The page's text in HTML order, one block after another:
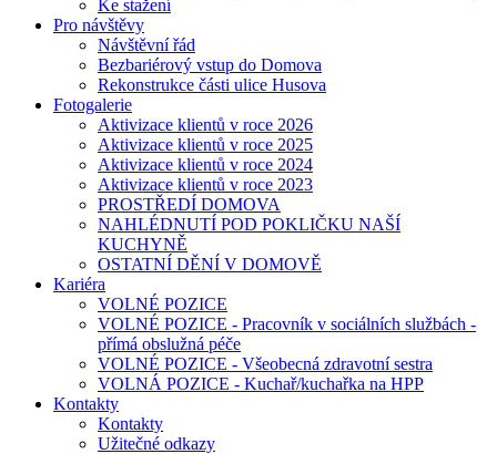
Ke stažení
Pro návštěvy
Návštěvní řád
Bezbariérový vstup do Domova
Rekonstrukce části ulice Husova
Fotogalerie
Aktivizace klientů v roce 2026
Aktivizace klientů v roce 2025
Aktivizace klientů v roce 2024
Aktivizace klientů v roce 2023
PROSTŘEDÍ DOMOVA
NAHLÉDNUTÍ POD POKLIČKU NAŠÍ
KUCHYNĚ
OSTATNÍ DĚNÍ V DOMOVĚ
Kariéra
VOLNÉ POZICE
VOLNÉ POZICE - Pracovník v sociálních službách -
přímá obslužná péče
VOLNÉ POZICE - Všeobecná zdravotní sestra
VOLNÁ POZICE - Kuchař/kuchařka na HPP
Kontakty
Kontakty
Užitečné odkazy